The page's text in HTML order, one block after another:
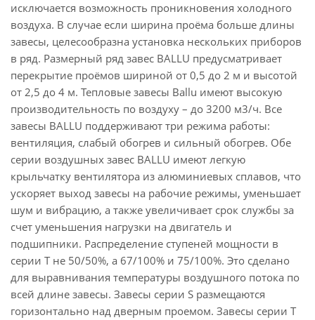
исключается возможность проникновения холодного
воздуха. В случае если ширина проёма больше длины
завесы, целесообразна установка нескольких приборов
в ряд. Размерный ряд завес BALLU предусматривает
перекрытие проёмов шириной от 0,5 до 2 м и высотой
от 2,5 до 4 м. Тепловые завесы Ballu имеют высокую
производительность по воздуху – до 3200 м3/ч. Все
завесы BALLU поддерживают три режима работы:
вентиляция, слабый обогрев и сильный обогрев. Обе
серии воздушных завес BALLU имеют легкую
крыльчатку вентилятора из алюминиевых сплавов, что
ускоряет выход завесы на рабочие режимы, уменьшает
шум и вибрацию, а также увеличивает срок службы за
счет уменьшения нагрузки на двигатель и
подшипники. Распределение ступеней мощности в
серии T не 50/50%, а 67/100% и 75/100%. Это сделано
для выравнивания температуры воздушного потока по
всей длине завесы. Завесы серии S размещаются
горизонтально над дверным проемом. Завесы серии T